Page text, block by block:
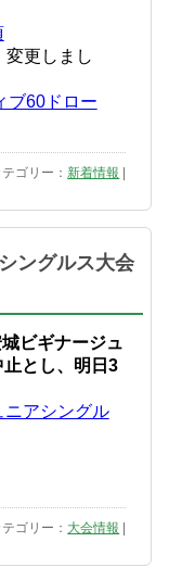
変更しまし
ブ60ドロー
ゴリー：新着情報
ングルス大会
ビギナージュ
とし、明日3
ニアシングル
ゴリー： 大会情報